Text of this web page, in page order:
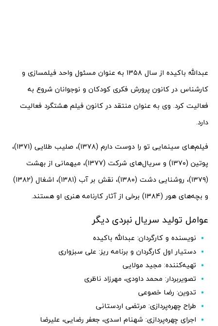
عبدالله باکیده از سال ۱۳۵۸ به عنوان مسئول واحد فیلمسازی و
کارشناس در کانون پرورش فکری کودکان و نوجوانان شروع به
فعالیت کرد. وی به عنوان منتقد در کانون فیلم هشتگرد فعالیت
دارد.
فیلم‌های سینمایی تو را دوست دارم (۱۳۷۸)، صلیب طلایی (۱۳۷۱)،
پوتین (۱۳۷۰) و سریال‌های شرکت (۱۳۷۷)، میهمانی از بهشت
(۱۳۷۹)، روشنایی دشت (۱۳۸۰)، نقش بر آب (۱۳۸۱)، اشغال (۱۳۸۲)
و بچه‌های هور (۱۳۸۴) برخی از آثار کارنامه هنری او هستند.
عوامل تولید سریال نبردی دیگر
نویسنده و کارگردان: عبدالله باکیده
دستیار اول کارگردان و برنامه ریز: علی سبزواری
تهیه‌کننده: مجید مولایی
تصویربردار: محمد داودی، مهرزاد ناظری
تدوین: رضا خصوعی
طراح چهره‌پردازی: مرتضی اردستانی
اجرای چهره‌پردازی: شهنام اسدی، جعفر رضایی، علیرضا